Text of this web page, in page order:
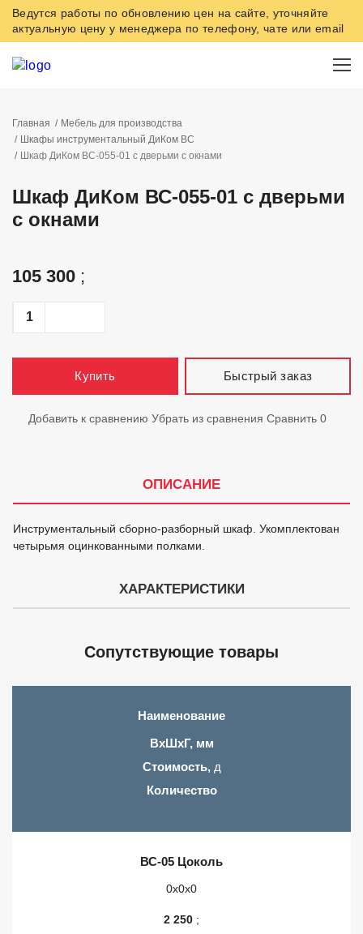
Ведутся работы по обновлению цен на сайте, уточняйте
актуальную цену у менеджера по телефону, чате или email
Главная
Мебель для производства
Шкафы инструментальный ДиКом ВС
Шкаф ДиКом ВС-055-01 с дверьми с окнами
Шкаф ДиКом ВС-055-01 с дверьми
с окнами
105 300 ;
Купить Быстрый заказ
Добавить к сравнению Убрать из сравнения Сравнить 0
ОПИСАНИЕ
Инструментальный сборно-разборный шкаф. Укомплектован
четырьмя оцинкованными полками.
ХАРАКТЕРИСТИКИ
Сопутствующие товары
Наименование
ВхШхГ, мм
Количество
Стоимость, д
ВС-05 Цоколь
0x0x0
2 250 ;